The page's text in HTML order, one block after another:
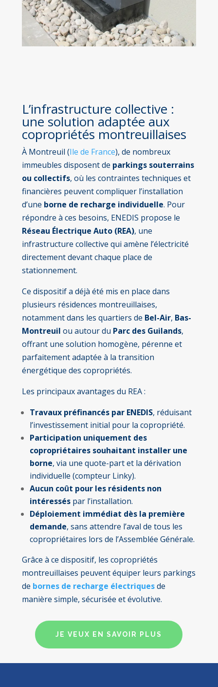
L’infrastructure collective :
une solution adaptée aux
copropriétés montreuillaises
À Montreuil (Ile de France), de nombreux
immeubles disposent de parkings souterrains
ou collectifs, où les contraintes techniques et
financières peuvent compliquer l’installation
d’une borne de recharge individuelle. Pour
répondre à ces besoins, ENEDIS propose le
Réseau Électrique Auto (REA), une
infrastructure collective qui amène l’électricité
directement devant chaque place de
stationnement.
Ce dispositif a déjà été mis en place dans
plusieurs résidences montreuillaises,
notamment dans les quartiers de Bel-Air, Bas-
Montreuil ou autour du Parc des Guilands,
offrant une solution homogène, pérenne et
parfaitement adaptée à la transition
énergétique des copropriétés.
Les principaux avantages du REA :
Travaux préfinancés par ENEDIS, réduisant
l’investissement initial pour la copropriété.
Participation uniquement des
copropriétaires souhaitant installer une
borne, via une quote-part et la dérivation
individuelle (compteur Linky).
Aucun coût pour les résidents non
intéresséspar l’installation.
Déploiement immédiat dès la première
demande, sans attendre l’aval de tous les
copropriétaires lors de l’Assemblée Générale.
Grâce à ce dispositif, les copropriétés
montreuillaises peuvent équiper leurs parkings
de bornes de recharge électriquesde
manière simple, sécurisée et évolutive.
JE VEUX EN SAVOIR PLUS